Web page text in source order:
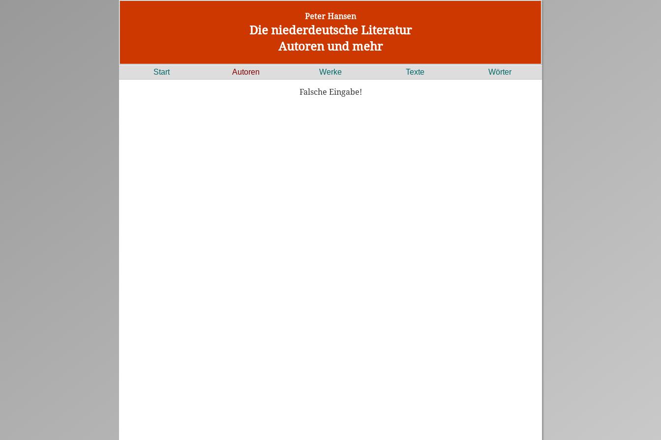
Peter Hansen
Die niederdeutsche Literatur
Autoren und mehr
Start Autoren Werke Texte Wörter
Falsche Eingabe!